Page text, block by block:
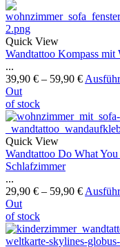
Quick View
Wandtattoo Kompass
...
39,90 € – 59,90 €
Out
of stock
Quick View
Wandtattoo Do What
Schlafzimmer
...
29,90 € – 59,90 €
Out
of stock